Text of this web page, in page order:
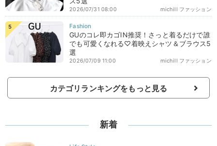
michill ファッション
2026/07/31 08:00
GUのコレ即カゴIN推奨！さっと着るだけで誰
でも可愛くなれる♡着映えシャツ＆ブラウス5
選
michill ファッション
2026/07/09 11:00
カテゴリランキングをもっと見る
新着